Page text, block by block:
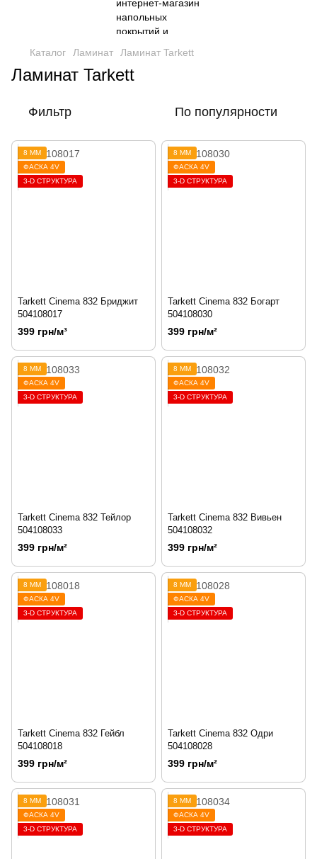
Каталог Ламинат Ламинат Tarkett
Ламинат Tarkett
Фильтр По популярности
8 ММ
ФАСКА 4V
3-D СТРУКТУРА
Tarkett Cinema 832 Бриджит
504108017
399 грн/м³
8 ММ
ФАСКА 4V
3-D СТРУКТУРА
Tarkett Cinema 832 Богарт
504108030
399 грн/м²
8 ММ
ФАСКА 4V
3-D СТРУКТУРА
Tarkett Cinema 832 Тейлор
504108033
399 грн/м²
8 ММ
ФАСКА 4V
3-D СТРУКТУРА
Tarkett Cinema 832 Вивьен
504108032
399 грн/м²
8 ММ
ФАСКА 4V
3-D СТРУКТУРА
Tarkett Cinema 832 Гейбл
504108018
399 грн/м²
8 ММ
ФАСКА 4V
3-D СТРУКТУРА
Tarkett Cinema 832 Одри
504108028
399 грн/м²
8 ММ
ФАСКА 4V
3-D СТРУКТУРА
8 ММ
ФАСКА 4V
3-D СТРУКТУРА